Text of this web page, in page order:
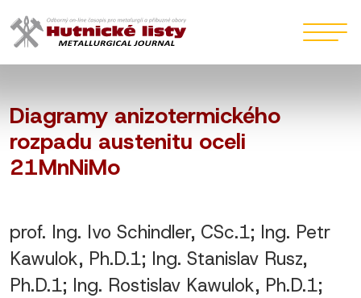
Diagramy anizotermického
rozpadu austenitu oceli
21MnNiMo
prof. Ing. Ivo Schindler, CSc.1; Ing. Petr
Kawulok, Ph.D.1; Ing. Stanislav Rusz,
Ph.D.1; Ing. Rostislav Kawulok, Ph.D.1;